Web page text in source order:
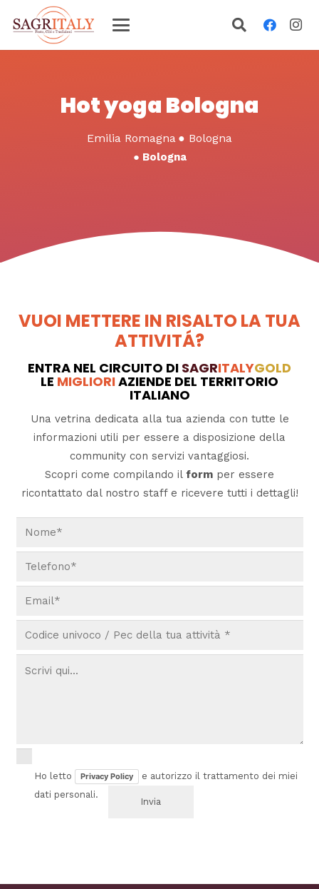
Hot yoga Bologna
Emilia Romagna ● Bologna
● Bologna
VUOI METTERE IN RISALTO LA TUA
ATTIVITÁ?
ENTRA NEL CIRCUITO DI SAGRITALYGOLD
LE MIGLIORIAZIENDE DEL TERRITORIO
ITALIANO
Una vetrina dedicata alla tua azienda con tutte le
informazioni utili per essere a disposizione della
community con servizi vantaggiosi.
Scopri come compilando il form per essere
ricontattato dal nostro staff e ricevere tutti i dettagli!
Ho letto Privacy Policy
e autorizzo il trattamento dei miei
dati personali.